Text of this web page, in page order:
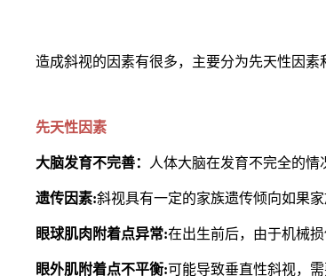
造成斜视的因素有很多，主要分为先天性因素
先天性因素
大脑发育不完善： 人体大脑在发育不完全的情
遗传因素:斜视具有一定的家族遗传倾向如果
眼球肌肉附着点异常:在出生前后，由于机械
眼外肌附着点不平衡:可能导致垂直性斜视，